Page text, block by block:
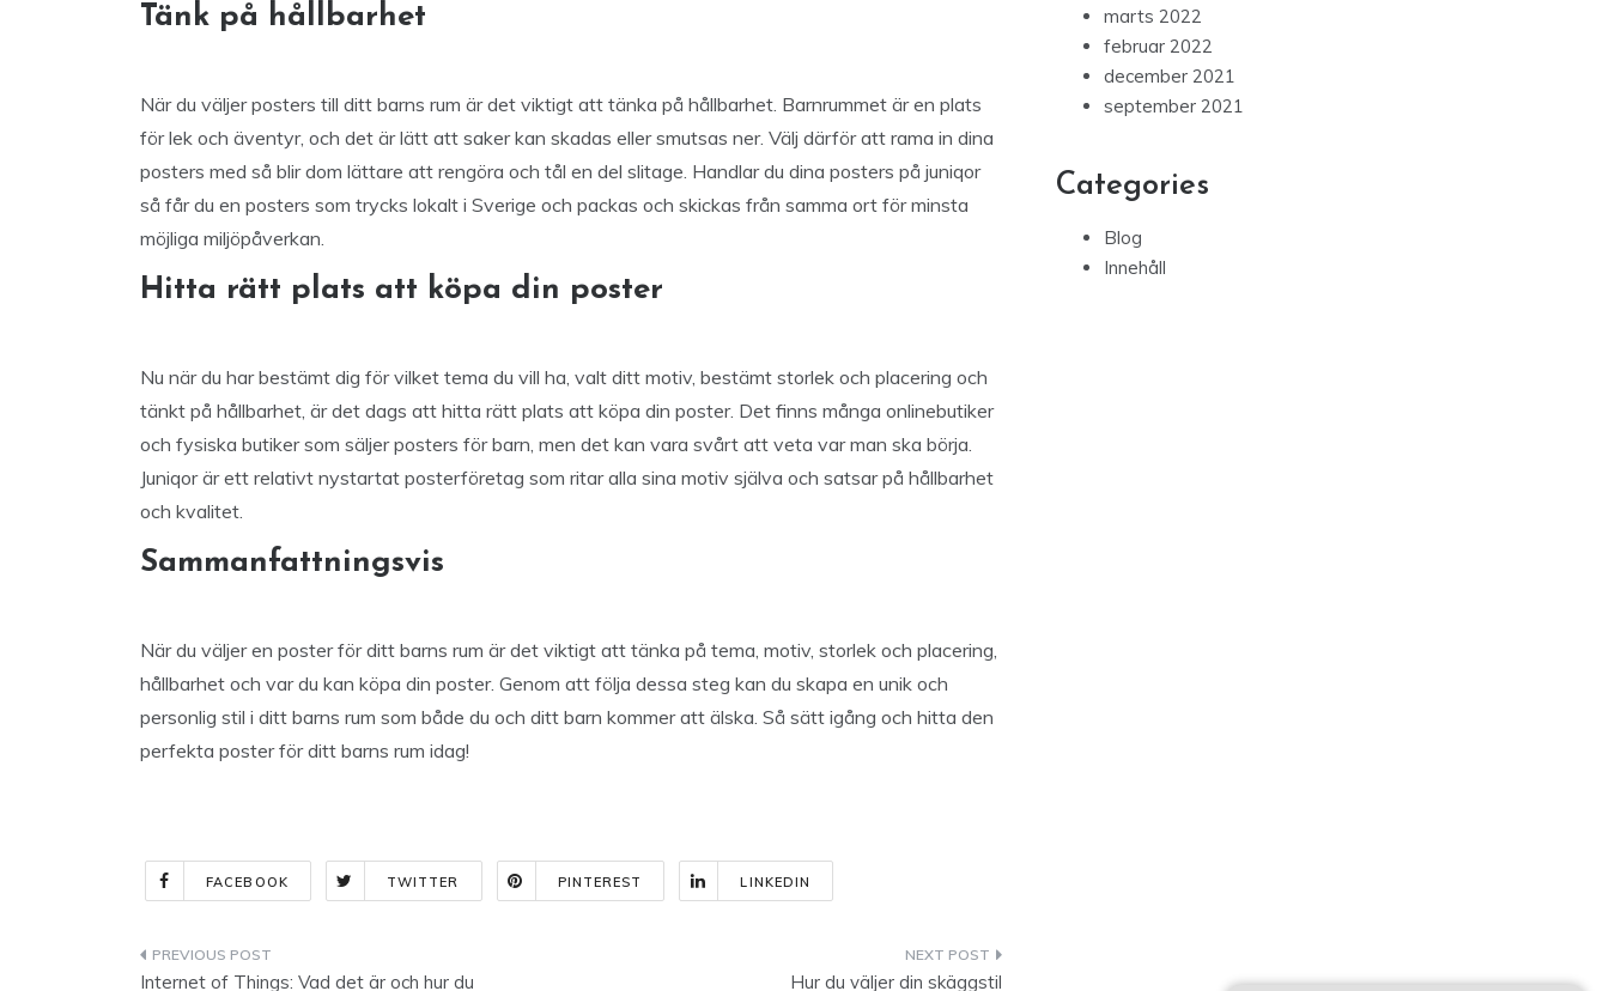
Tänk på hållbarhet
När du väljer posters till ditt barns rum är det viktigt att tänka på hållbarhet. Barnrummet är en plats
för lek och äventyr, och det är lätt att saker kan skadas eller smutsas ner. Välj därför att rama in dina
posters med så blir dom lättare att rengöra och tål en del slitage. Handlar du dina posters på juniqor
så får du en posters som trycks lokalt i Sverige och packas och skickas från samma ort för minsta
möjliga miljöpåverkan.
Hitta rätt plats att köpa din poster
Nu när du har bestämt dig för vilket tema du vill ha, valt ditt motiv, bestämt storlek och placering och
tänkt på hållbarhet, är det dags att hitta rätt plats att köpa din poster. Det finns många onlinebutiker
och fysiska butiker som säljer posters för barn, men det kan vara svårt att veta var man ska börja.
Juniqor är ett relativt nystartat posterföretag som ritar alla sina motiv själva och satsar på hållbarhet
och kvalitet.
Sammanfattningsvis
När du väljer en poster för ditt barns rum är det viktigt att tänka på tema, motiv, storlek och placering,
hållbarhet och var du kan köpa din poster. Genom att följa dessa steg kan du skapa en unik och
personlig stil i ditt barns rum som både du och ditt barn kommer att älska. Så sätt igång och hitta den
perfekta poster för ditt barns rum idag!
FACEBOOK TWITTER PINTEREST LINKEDIN
Indlægsnavigation
Internet of Things: Vad det är och hur du Hur du väljer din skäggstil
marts 2022
februar 2022
december 2021
september 2021
Categories
Blog
Innehåll